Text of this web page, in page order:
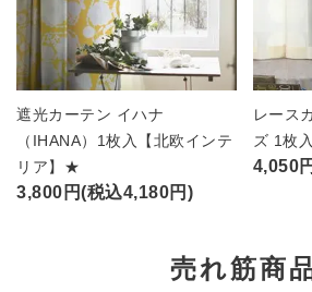
遮光カーテン イハナ
（IHANA）1枚入【北欧インテ
リア】★
3,800円(税込4,180円)
レース
ズ 1枚
4,050
売れ筋商